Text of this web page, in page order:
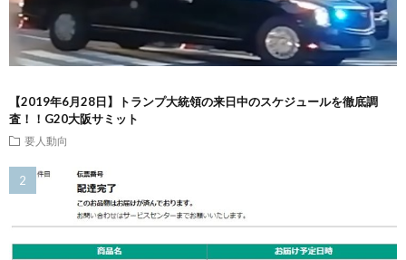
【2019年6月28日】トランプ大統領の来日中のスケジュールを徹底調
査！！G20大阪サミット
要人動向